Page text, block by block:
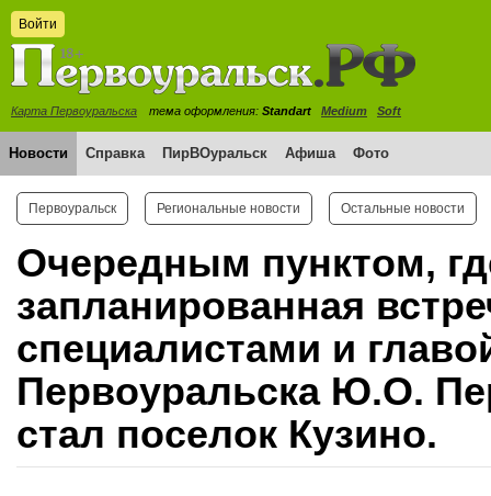
Войти
Карта Первоуральска тема оформления: Standart Medium Soft
Новости Справка ПирВОуральск Афиша Фото
Первоуральск Региональные новости Остальные новости
Очередным пунктом,
запланированная
специалистами и
Первоуральска Ю.О.
стал поселок Кузино.